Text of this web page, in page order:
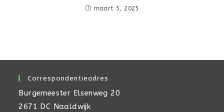
maart 5, 2025
Correspondentieadres
Burgemeester Elsenweg 20
2671 DC Naaldwijk